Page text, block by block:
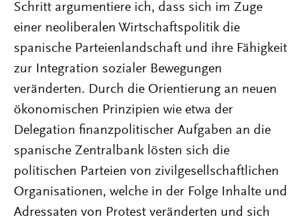
Schritt argumentiere ich, dass sich im Zuge
einer neoliberalen Wirtschaftspolitik die
spanische Parteienlandschaft und ihre Fähigkeit
zur Integration sozialer Bewegungen
veränderten. Durch die Orientierung an neuen
ökonomischen Prinzipien wie etwa der
Delegation finanzpolitischer Aufgaben an die
spanische Zentralbank lösten sich die
politischen Parteien von zivilgesellschaftlichen
Organisationen, welche in der Folge Inhalte und
Adressaten von Protest veränderten und sich